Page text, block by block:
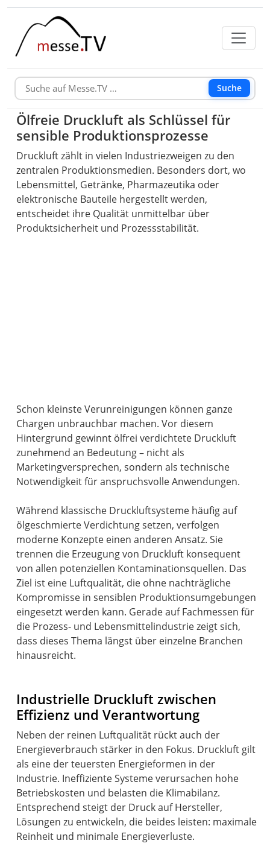
Suche
Ölfreie Druckluft als Schlüssel für
sensible Produktionsprozesse
Druckluft zählt in vielen Industriezweigen zu den
zentralen Produktionsmedien. Besonders dort, wo
Lebensmittel, Getränke, Pharmazeutika oder
elektronische Bauteile hergestellt werden,
entscheidet ihre Qualität unmittelbar über
Produktsicherheit und Prozessstabilität.
Schon kleinste Verunreinigungen können ganze
Chargen unbrauchbar machen. Vor diesem
Hintergrund gewinnt ölfrei verdichtete Druckluft
zunehmend an Bedeutung – nicht als
Marketingversprechen, sondern als technische
Notwendigkeit für anspruchsvolle Anwendungen.
Während klassische Druckluftsysteme häufig auf
ölgeschmierte Verdichtung setzen, verfolgen
moderne Konzepte einen anderen Ansatz. Sie
trennen die Erzeugung von Druckluft konsequent
von allen potenziellen Kontaminationsquellen. Das
Ziel ist eine Luftqualität, die ohne nachträgliche
Kompromisse in sensiblen Produktionsumgebungen
eingesetzt werden kann. Gerade auf Fachmessen für
die Prozess- und Lebensmittelindustrie zeigt sich,
dass dieses Thema längst über einzelne Branchen
hinausreicht.
Industrielle Druckluft zwischen
Effizienz und Verantwortung
Neben der reinen Luftqualität rückt auch der
Energieverbrauch stärker in den Fokus. Druckluft gilt
als eine der teuersten Energieformen in der
Industrie. Ineffiziente Systeme verursachen hohe
Betriebskosten und belasten die Klimabilanz.
Entsprechend steigt der Druck auf Hersteller,
Lösungen zu entwickeln, die beides leisten: maximale
Reinheit und minimale Energieverluste.